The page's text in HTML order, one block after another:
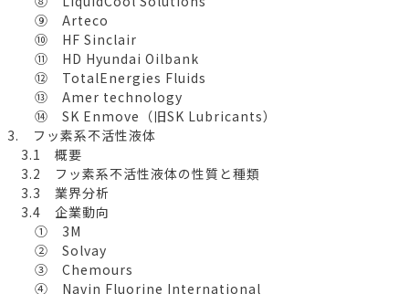
⑨ Arteco
⑩ HF Sinclair
⑪ HD Hyundai Oilbank
⑫ TotalEnergies Fluids
⑬ Amer technology
⑭ SK Enmove（旧SK Lubricants）
3. フッ素系不活性液体
3.1 概要
3.2 フッ素系不活性液体の性質と種類
3.3 業界分析
3.4 企業動向
① 3M
② Solvay
③ Chemours
④ Navin Fluorine International